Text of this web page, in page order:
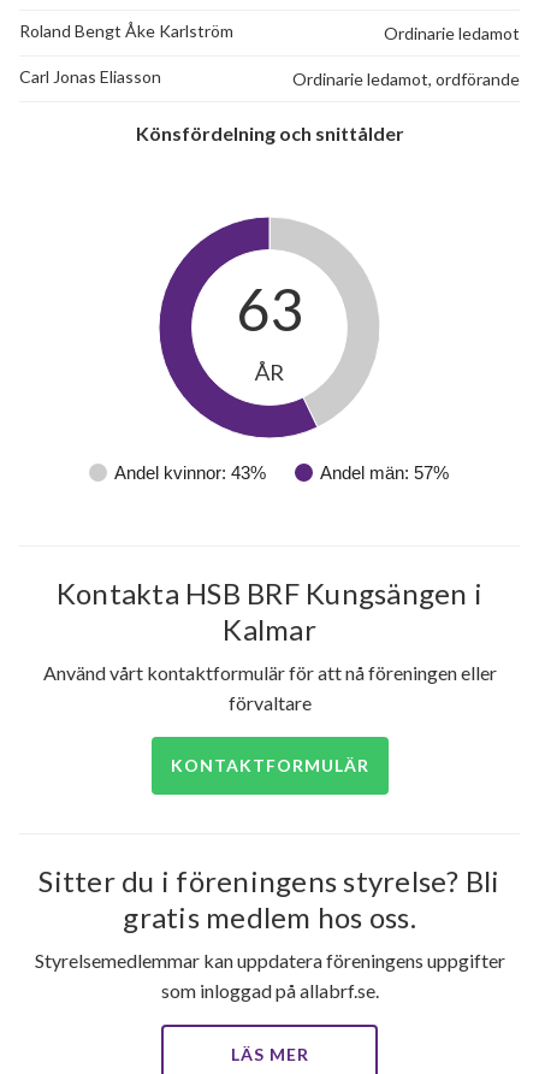
184
Roland Bengt Åke Karlström Ordinarie ledamot
Carl Jonas Eliasson Ordinarie ledamot, ordförande
Könsfördelning och snittålder
Andel kvinnor: 43% Andel män: 57%
63
ÅR
Kontakta HSB BRF Kungsängen i
Kalmar
Använd vårt kontaktformulär för att nå föreningen eller
förvaltare
KONTAKTFORMULÄR
Sitter du i föreningens styrelse? Bli
gratis medlem hos oss.
Styrelsemedlemmar kan uppdatera föreningens uppgifter
som inloggad på allabrf.se.
LÄS MER